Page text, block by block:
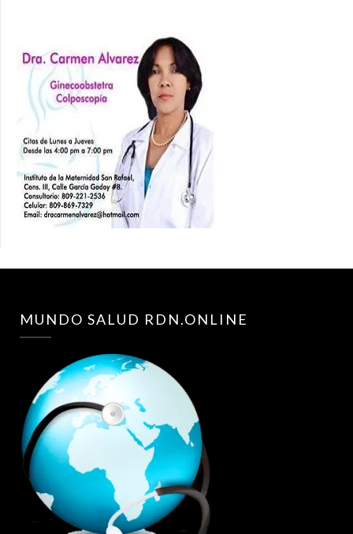
MUNDO SALUD RDN.ONLINE